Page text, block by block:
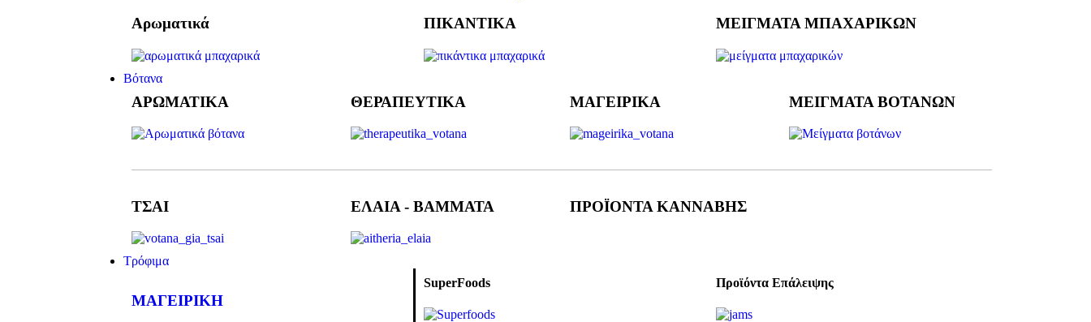
Αρωματικά ΠΙΚΑΝΤΙΚΑ ΜΕΙΓΜΑΤΑ ΜΠΑΧΑΡΙΚΩΝ
Βότανα
ΑΡΩΜΑΤΙΚΑ ΘΕΡΑΠΕΥΤΙΚΑ ΜΑΓΕΙΡΙΚΑ ΜΕΙΓΜΑΤΑ ΒΟΤΑΝΩΝ
ΤΣΑΙ ΕΛΑΙΑ - ΒΑΜΜΑΤΑ ΠΡΟΪΟΝΤΑ ΚΑΝΝΑΒΗΣ
Τρόφιμα
ΜΑΓΕΙΡΙΚΗ
SuperFoods Προϊόντα Επάλειψης